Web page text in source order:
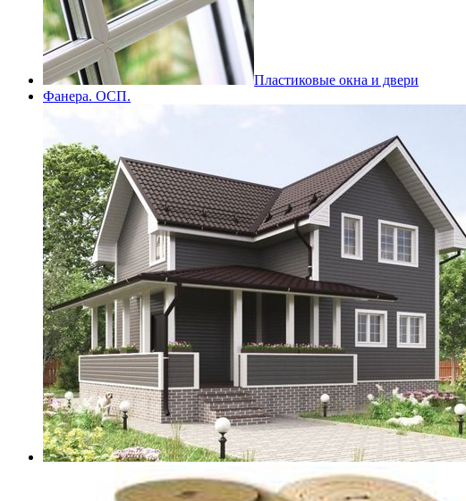
Пластиковые окна и двери
Фанера. ОСП.